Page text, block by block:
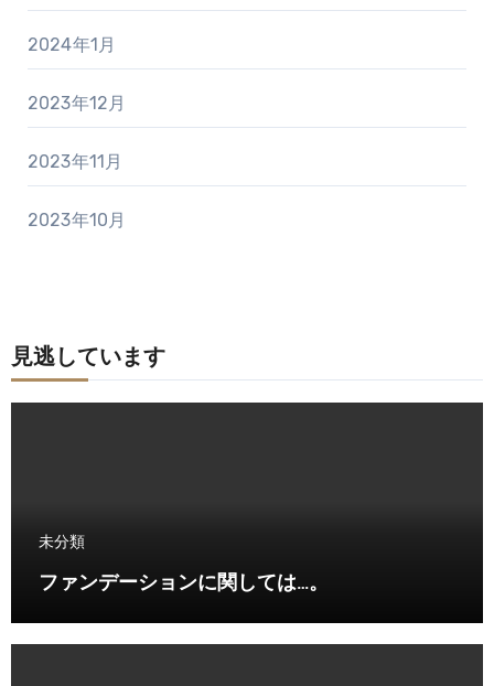
2024年1月
2023年12月
2023年11月
2023年10月
見逃しています
未分類
ファンデーションに関しては…。